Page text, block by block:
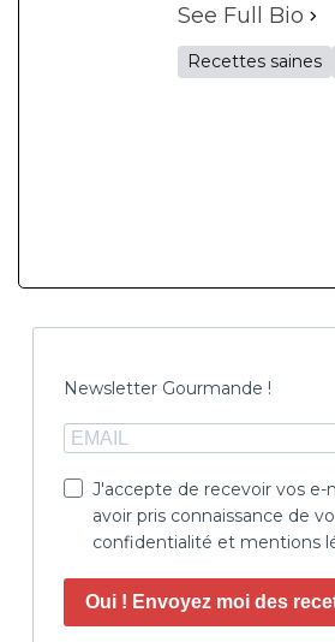
See Full Bio
Recettes saines
Newsletter Gourmande !
J'accepte de recevoir vos
avoir pris connaissance de
confidentialité et mentions
Oui ! Envoyez moi des